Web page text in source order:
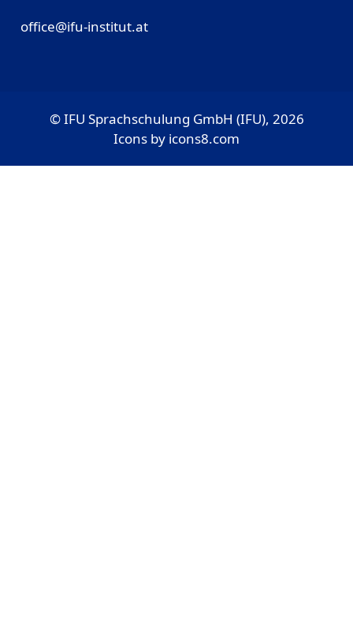
office@ifu-institut.at
© IFU Sprachschulung GmbH (IFU), 2026
Icons by icons8.com